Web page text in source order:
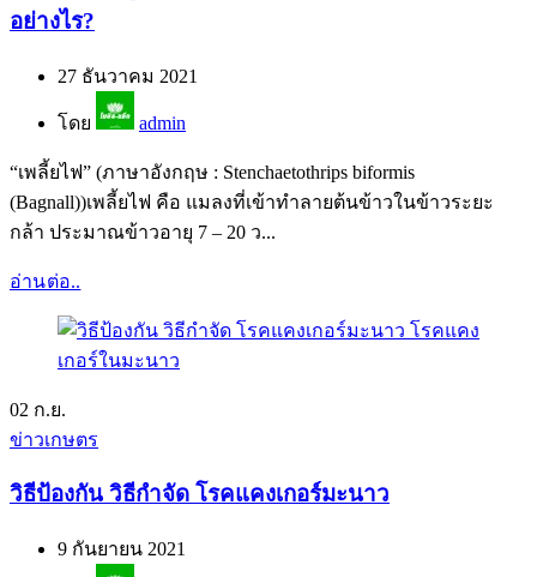
อย่างไร?
27 ธันวาคม 2021
โดย admin
“เพลี้ยไฟ” (ภาษาอังกฤษ : Stenchaetothrips biformis
(Bagnall))เพลี้ยไฟ คือ แมลงที่เข้าทำลายต้นข้าวในข้าวระยะ
กล้า ประมาณข้าวอายุ 7 – 20 ว...
อ่านต่อ..
02 ก.ย.
ข่าวเกษตร
วิธีป้องกัน วิธีกำจัด โรคแคงเกอร์มะนาว
9 กันยายน 2021